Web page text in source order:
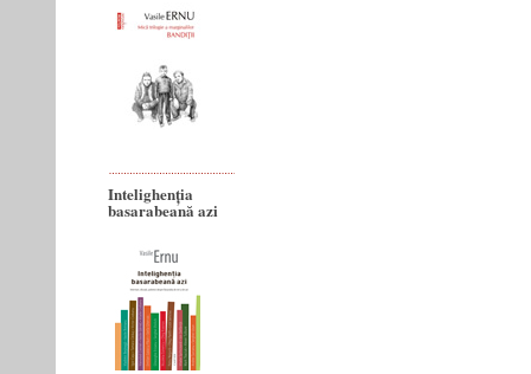
Intelighenția
basarabeană azi